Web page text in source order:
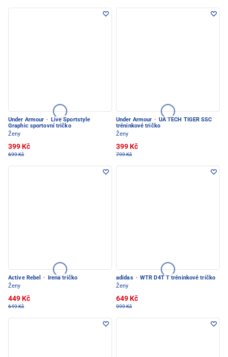
Under Armour ·
Live Sportstyle
Graphic sportovní tričko
Ženy
399 Kč
699 Kč
Under Armour · UA TECH TIGER SSC
tréninkové tričko
Ženy
399 Kč
799 Kč
Active Rebel ·
Irena tričko
Ženy
449 Kč
649 Kč
adidas · WTR D4T T tréninkové tričko
Ženy
649 Kč
999 Kč